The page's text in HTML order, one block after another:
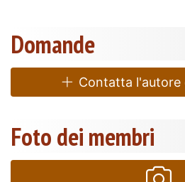
Domande
Contatta l'autore
Foto dei membri